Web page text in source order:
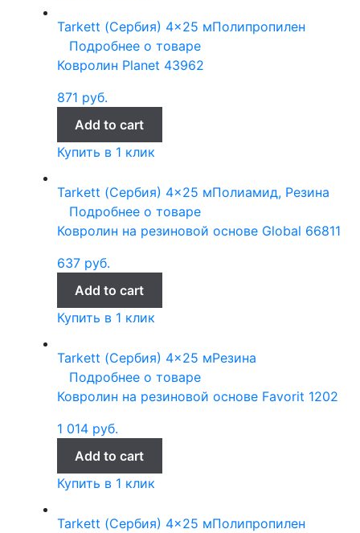
Tarkett (Сербия) 4x25 мПолипропилен
Подробнее о товаре
Ковролин Planet 43962
871 руб.
Add to cart
Купить в 1 клик
Tarkett (Сербия) 4x25 мПолиамид, Резина
Подробнее о товаре
Ковролин на резиновой основе Global 66811
637 руб.
Add to cart
Купить в 1 клик
Tarkett (Сербия) 4x25 мРезина
Подробнее о товаре
Ковролин на резиновой основе Favorit 1202
1 014 руб.
Add to cart
Купить в 1 клик
Tarkett (Сербия) 4x25 мПолипропилен